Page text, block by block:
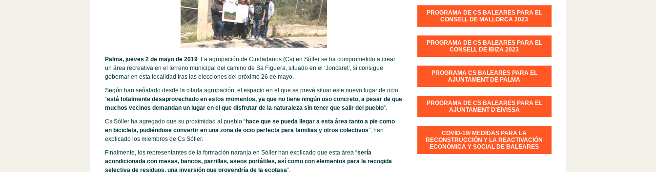
Palma, jueves 2 de mayo de 2019. La agrupación de Ciudadanos (Cs) en Sóller se ha comprometido a crear
un área recreativa en el terreno municipal del camino de Sa Figuera, situado en el ‘Joncaret’, si consigue
gobernar en esta localidad tras las elecciones del próximo 26 de mayo.
Según han señalado desde la citada agrupación, el espacio en el que se prevé situar este nuevo lugar de ocio
“está totalmente desaprovechado en estos momentos, ya que no tiene ningún uso concreto, a pesar de que
muchos vecinos demandan un lugar en el que disfrutar de la naturaleza sin tener que salir del pueblo”.
Cs Sóller ha agregado que su proximidad al pueblo “hace que se pueda llegar a esta área tanto a pie como
en bicicleta, pudiéndose convertir en una zona de ocio perfecta para familias y otros colectivos”, han
explicado los miembros de Cs Sóller.
Finalmente, los representantes de la formación naranja en Sóller han explicado que esta área “sería
acondicionada con mesas, bancos, parrillas, aseos portátiles, así como con elementos para la recogida
selectiva de residuos, una inversión que provendría de la ecotasa”.
PROGRAMA DE CS BALEARES PARA EL
CONSELL DE MALLORCA 2023
PROGRAMA DE CS BALEARES PARA EL
CONSELL DE IBIZA 2023
PROGRAMA CS BALEARES PARA EL
AJUNTAMENT DE PALMA
PROGRAMA DE CS BALEARES PARA EL
AJUNTAMENT D'EIVISSA
COVID-19/ MEDIDAS PARA LA
RECONSTRUCCIÓN Y LA REACTIVACIÓN
ECONÓMICA Y SOCIAL DE BALEARES